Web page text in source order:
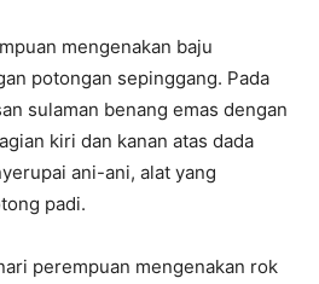
mengenakan baju
potongan sepinggang. Pada
sulaman benang emas dengan
kiri dan kanan atas dada
ani-ani, alat yang
padi.
perempuan mengenakan rok